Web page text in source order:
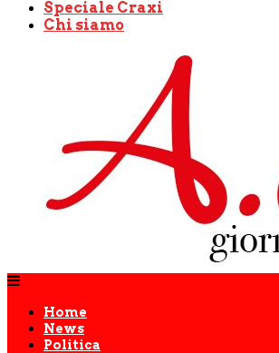
Speciale Craxi
Chi siamo
Home
News
Politica